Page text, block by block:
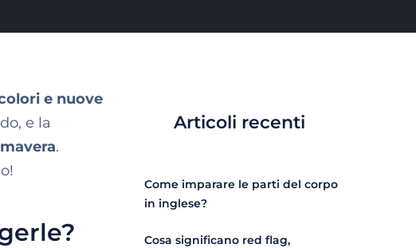
e nuove
e la
.
Articoli recenti
Come imparare le parti del corpo
in inglese?
Cosa significano red flag,